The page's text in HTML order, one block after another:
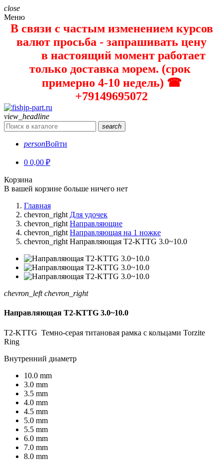
close
Меню
В связи с частым изменением курсов
валют просьба - запрашивать цену
в настоящий момент работает
только доставка морем. (срок
примерно 4-10 недель) ☎
+79149695072
view_headline
search
personВойти
0 0,00 ₽
Корзина
В вашей корзине больше ничего нет
Главная
chevron_right Для удочек
chevron_right Направляющие
chevron_right Направляющая на 1 ножке
chevron_right Направляющая T2-KTTG 3.0~10.0
chevron_left chevron_right
Направляющая T2-KTTG 3.0~10.0
T2-KTTG Темно-серая титановая рамка с кольцами Torzite
Ring
Внутренний диаметр
10.0 mm
3.0 mm
3.5 mm
4.0 mm
4.5 mm
5.0 mm
5.5 mm
6.0 mm
7.0 mm
8.0 mm